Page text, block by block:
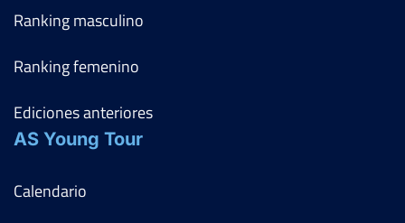
Ranking masculino
Ranking femenino
Ediciones anteriores
AS Young Tour
Calendario